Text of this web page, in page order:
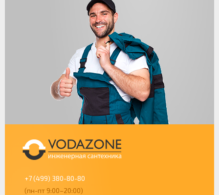
+7 (499) 380-80-80
(пн-пт 9:00–20:00)